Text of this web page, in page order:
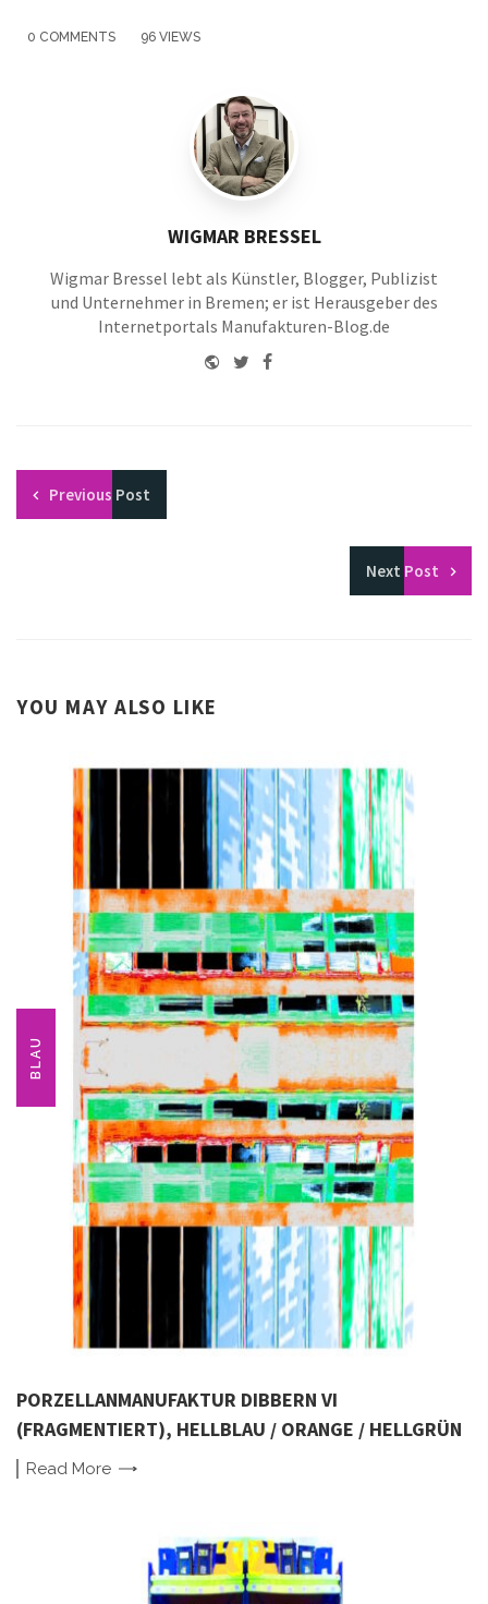
0 COMMENTS 96 VIEWS
WIGMAR BRESSEL
Wigmar Bressel lebt als Künstler, Blogger, Publizist
und Unternehmer in Bremen; er ist Herausgeber des
Internetportals Manufakturen-Blog.de
WebsiteTwitterFacebook
Previous Post
Next Post
YOU MAY ALSO LIKE
BLAU
PORZELLANMANUFAKTUR DIBBERN VI
(FRAGMENTIERT), HELLBLAU / ORANGE / HELLGRÜN
Read More